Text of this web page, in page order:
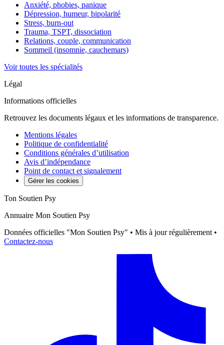
Anxiété, phobies, panique
Dépression, humeur, bipolarité
Stress, burn-out
Trauma, TSPT, dissociation
Relations, couple, communication
Sommeil (insomnie, cauchemars)
Voir toutes les spécialités
Légal
Informations officielles
Retrouvez les documents légaux et les informations de transparence.
Mentions légales
Politique de confidentialité
Conditions générales d’utilisation
Avis d’indépendance
Point de contact et signalement
Gérer les cookies
Ton Soutien Psy
Annuaire Mon Soutien Psy
Données officielles "Mon Soutien Psy" • Mis à jour régulièrement •
Contactez-nous